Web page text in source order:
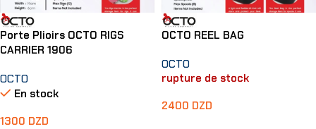
Porte Plioirs OCTO RIGS
CARRIER 1906
OCTO
En stock
1300 DZD
OCTO REEL BAG
OCTO
rupture de stock
2400 DZD